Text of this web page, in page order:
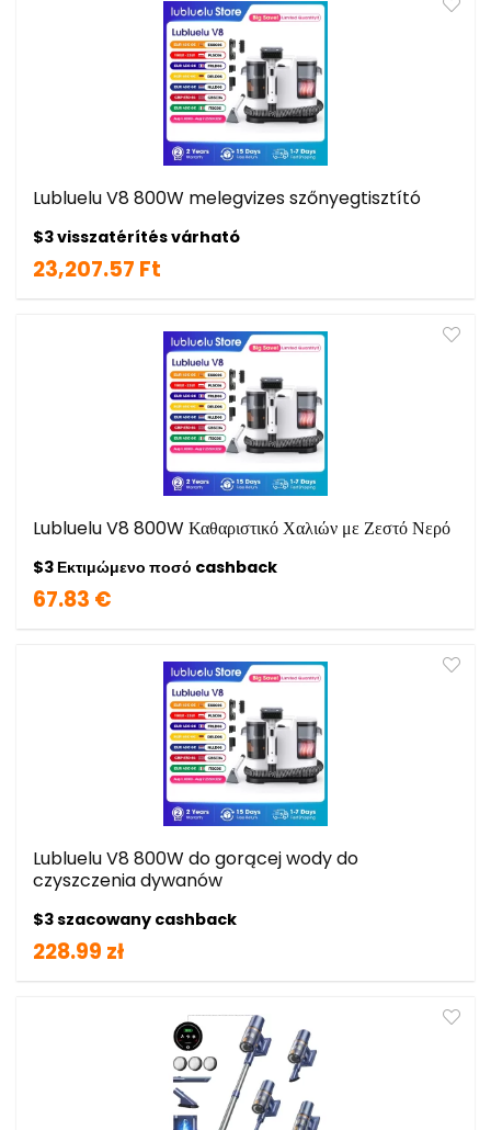
Lubluelu V8 800W melegvizes szőnyegtisztító
$3 visszatérítés várható
23,207.57 Ft
Lubluelu V8 800W Καθαριστικό Χαλιών με Ζεστό Νερό
$3 Εκτιμώμενο ποσό cashback
67.83 €
Lubluelu V8 800W do gorącej wody do
czyszczenia dywanów
$3 szacowany cashback
228.99 zł